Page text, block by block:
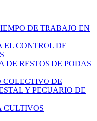
DE TRABAJO EN
EL CONTROL DE
DE RESTOS DE PODAS
COLECTIVO DE
Y PECUARIO DE
CULTIVOS